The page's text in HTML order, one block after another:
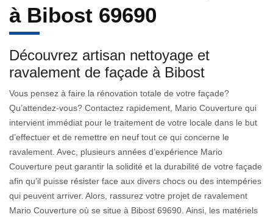
à Bibost 69690
Découvrez artisan nettoyage et
ravalement de façade à Bibost
Vous pensez à faire la rénovation totale de votre façade?
Qu’attendez-vous? Contactez rapidement, Mario Couverture qui
intervient immédiat pour le traitement de votre locale dans le but
d’effectuer et de remettre en neuf tout ce qui concerne le
ravalement. Avec, plusieurs années d’expérience Mario
Couverture peut garantir la solidité et la durabilité de votre façade
afin qu’il puisse résister face aux divers chocs ou des intempéries
qui peuvent arriver. Alors, rassurez votre projet de ravalement
Mario Couverture où se situe à Bibost 69690. Ainsi, les matériels